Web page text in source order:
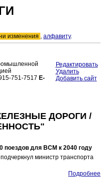
изменения , алфавиту.
751-7517 E-
Редактировать
Удалить
Добавить сайт
ДОРОГИ /
поездов для ВСМ к 2040 году
министр транспорта
Подробнее